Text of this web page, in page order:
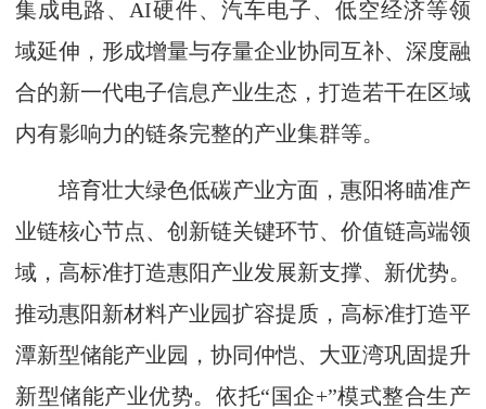
集成电路、AI硬件、汽车电子、低空经济等领
域延伸，形成增量与存量企业协同互补、深度融
合的新一代电子信息产业生态，打造若干在区域
内有影响力的链条完整的产业集群等。
培育壮大绿色低碳产业方面，惠阳将瞄准产
业链核心节点、创新链关键环节、价值链高端领
域，高标准打造惠阳产业发展新支撑、新优势。
推动惠阳新材料产业园扩容提质，高标准打造平
潭新型储能产业园，协同仲恺、大亚湾巩固提升
新型储能产业优势。依托“国企+”模式整合生产